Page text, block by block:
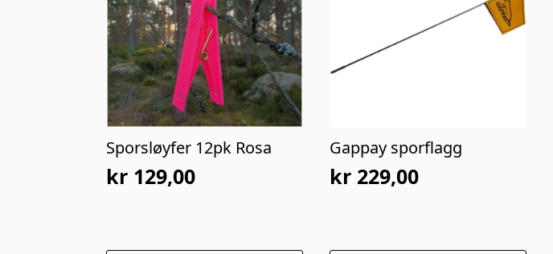
Sporsløyfer 12pk Rosa
kr 129,00
Gappay sporflagg
kr 229,00